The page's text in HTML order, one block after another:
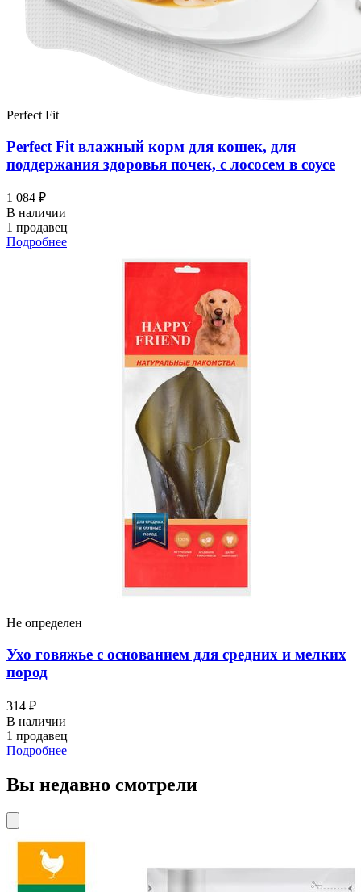
Perfect Fit
Perfect Fit влажный корм для кошек, для
поддержания здоровья почек, с лососем в соусе
1 084 ₽
В наличии
1 продавец
Подробнее
Не определен
Ухо говяжье с основанием для средних и мелких
пород
314 ₽
В наличии
1 продавец
Подробнее
Вы недавно смотрели